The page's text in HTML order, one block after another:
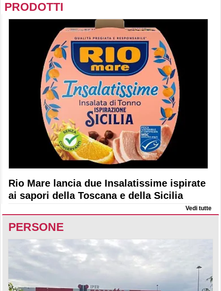
PRODOTTI
Rio Mare lancia due Insalatissime ispirate
ai sapori della Toscana e della Sicilia
Vedi tutte
PERSONE